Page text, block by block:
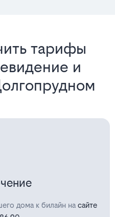
тарифы
и
дома к билайн на сайте